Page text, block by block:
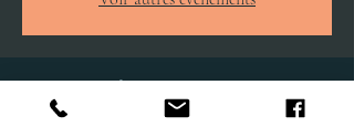
Heure et lieu